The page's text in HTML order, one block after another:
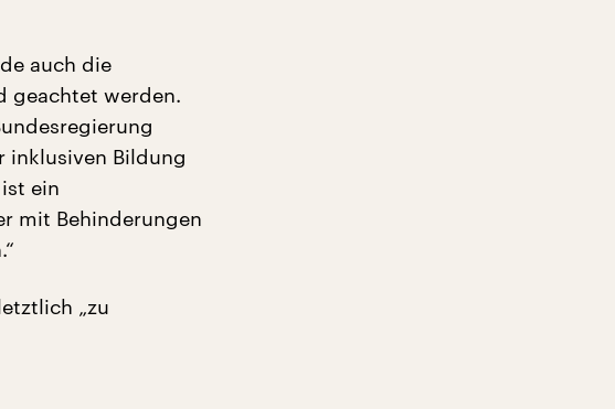
auch die
geachtet werden.
inklusiven Bildung
ein
mit Behinderungen
„zu